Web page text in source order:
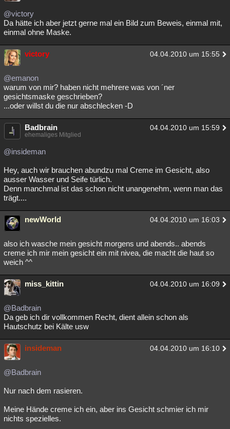
@victory
Da hätte ich aber jetzt gerne mal ein Bild zum Beweis, einmal mit,
einmal ohne Maske.
victory 04.04.2010 um 15:55
@emanon
warum von mir? haben nicht mehrere was von ´ner
gesichtsmaske geschrieben?
...oder willst du die nur abschlecken -D
Badbrain 04.04.2010 um 15:59
ehemaliges Mitglied
@insideman
Hey, auch wir brauchen abundzu mal Creme im Gesicht, also
ausser Wasser und Seife türlich.
Denn manchmal ist das schon nicht unangenehm, wenn man das
trägt....
newWorld 04.04.2010 um 16:03
also ich wasche mein gesicht morgens und abends.. abends
creme ich mir mein gesicht ein mit nivea, die macht die haut so
weich ^^
miss_kittin 04.04.2010 um 16:09
@Badbrain
Da geb ich dir vollkommen Recht, dient allein schon als
Hautschutz bei Kälte usw
insideman 04.04.2010 um 16:10
@Badbrain
Nur nach dem rasieren.
Meine Hände creme ich ein, aber ins Gesicht schmier ich mir
nichts spezielles.